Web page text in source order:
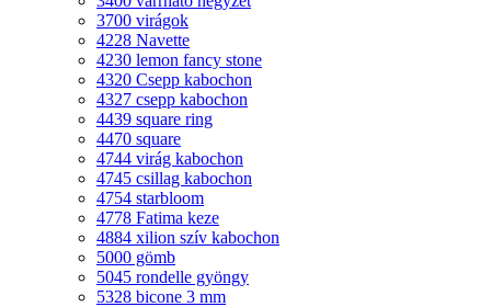
3700 virágok
4228 Navette
4230 lemon fancy stone
4320 Csepp kabochon
4327 csepp kabochon
4439 square ring
4470 square
4744 virág kabochon
4745 csillag kabochon
4754 starbloom
4778 Fatima keze
4884 xilion szív kabochon
5000 gömb
5045 rondelle gyöngy
5328 bicone 3 mm